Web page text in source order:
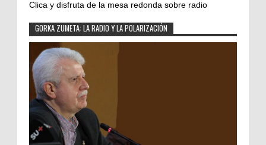
Clica y disfruta de la mesa redonda sobre radio
GORKA ZUMETA: LA RADIO Y LA POLARIZACIÓN